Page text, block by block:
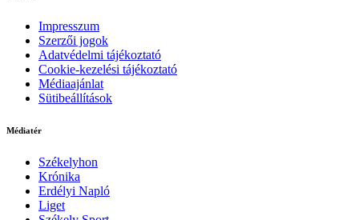
Impresszum
Szerzői jogok
Adatvédelmi tájékoztató
Cookie-kezelési tájékoztató
Médiaajánlat
Sütibeállítások
Médiatér
Székelyhon
Krónika
Erdélyi Napló
Liget